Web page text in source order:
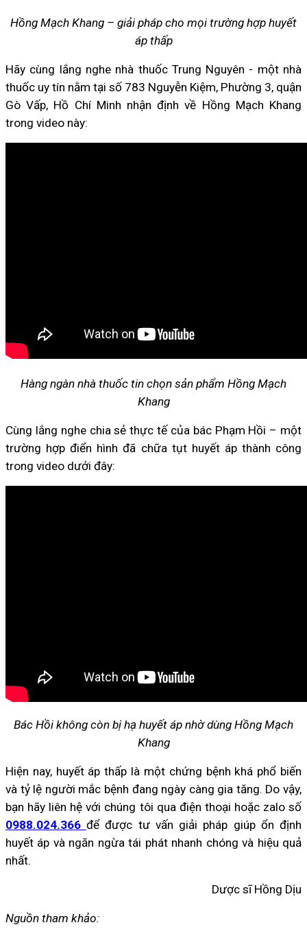
Hồng Mạch Khang – giải pháp cho mọi trường hợp huyết
áp thấp
Hãy cùng lắng nghe nhà thuốc Trung Nguyên - một nhà
thuốc uy tín nằm tại số 783 Nguyễn Kiệm, Phường 3, quận
Gò Vấp, Hồ Chí Minh nhận định về Hồng Mạch Khang
trong video này:
Hàng ngàn nhà thuốc tin chọn sản phẩm Hồng Mạch
Khang
Cùng lắng nghe chia sẻ thực tế của bác Phạm Hồi – một
trường hợp điển hình đã chữa tụt huyết áp thành công
trong video dưới đây:
Bác Hồi không còn bị hạ huyết áp nhờ dùng Hồng Mạch
Khang
Hiện nay, huyết áp thấp là một chứng bệnh khá phổ biến
và tỷ lệ người mắc bệnh đang ngày càng gia tăng. Do vậy,
bạn hãy liên hệ với chúng tôi qua điện thoại hoặc zalo số
0988.024.366 để được tư vấn giải pháp giúp ổn định
huyết áp và ngăn ngừa tái phát nhanh chóng và hiệu quả
nhất.
Dược sĩ Hồng Dịu
Nguồn tham khảo: